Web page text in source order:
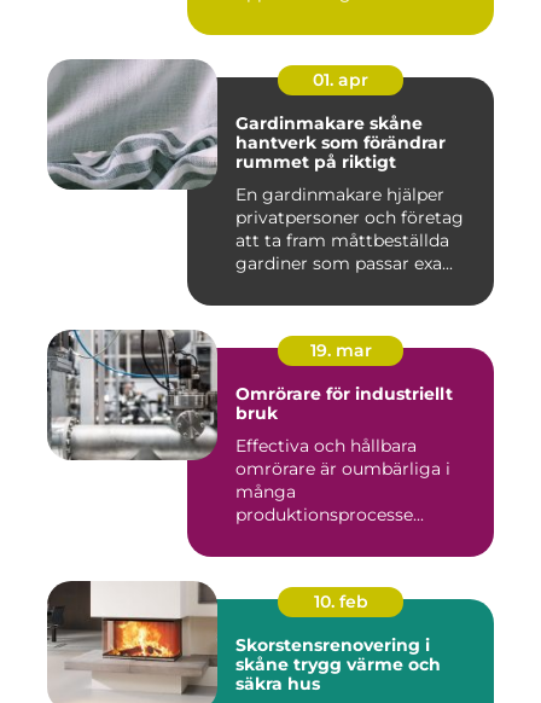
01. apr
Gardinmakare skåne
hantverk som förändrar
rummet på riktigt
En gardinmakare hjälper
privatpersoner och företag
att ta fram måttbeställda
gardiner som passar exa...
19. mar
Omrörare för industriellt
bruk
Effectiva och hållbara
omrörare är oumbärliga i
många
produktionsprocesse...
10. feb
Skorstensrenovering i
skåne trygg värme och
säkra hus